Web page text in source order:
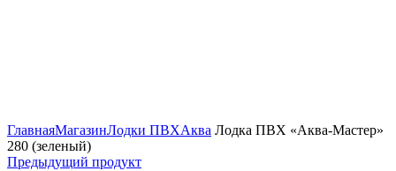
ГлавнаяМагазинЛодки ПВХАква Лодка ПВХ «Аква-Мастер»
280 (зеленый)
Предыдущий продукт